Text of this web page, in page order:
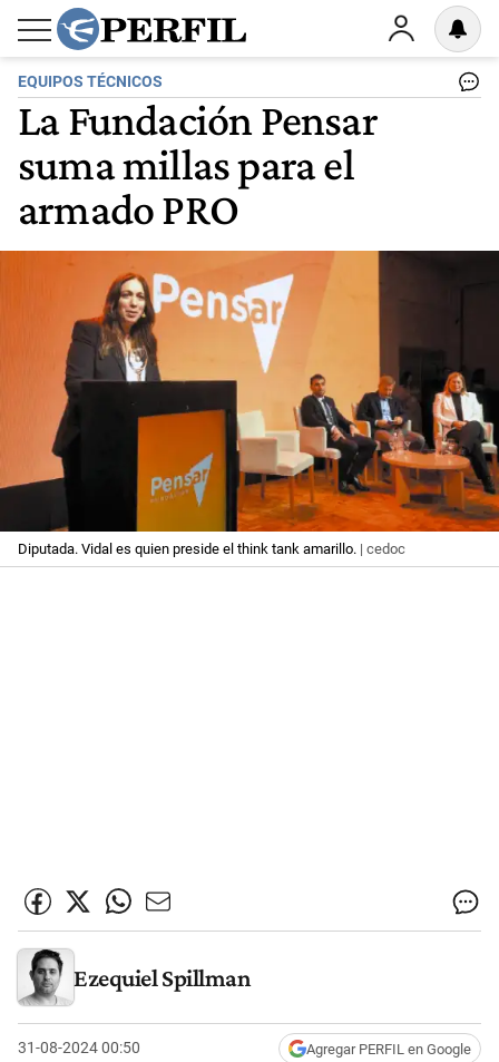
EQUIPOS TÉCNICOS
La Fundación Pensar
suma millas para el
armado PRO
Diputada. Vidal es quien preside el think tank amarillo. | cedoc
Ezequiel Spillman
31-08-2024 00:50 Agregar PERFIL en Google